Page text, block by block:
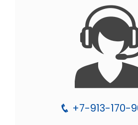
+7-913-170-